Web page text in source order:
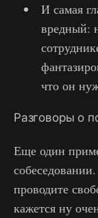
И самая
вредный:
что он
Разговоры о
Еще один
проводите
кажется ну